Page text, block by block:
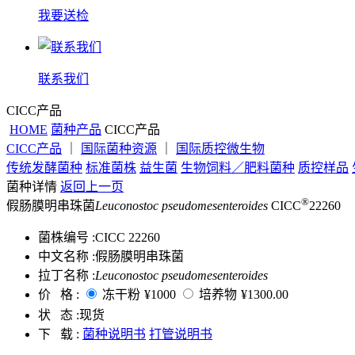
我要送检
联系我们
CICC产品
HOME 菌种产品 CICC产品
CICC产品
国际菌种资源
国际质控微生物
传统发酵菌种 标准菌株 益生菌 生物饲料／肥料菌种 质控样品
菌种详情 返回上一页
假肠膜明串珠菌Leuconostoc pseudomesenteroides CICC®22260
菌株编号 :CICC 22260
中文名称 :假肠膜明串珠菌
拉丁名称 :Leuconostoc pseudomesenteroides
价 格 :
冻干粉 ¥1000 培养物 ¥1300.00
状 态 :现货
下 载 : 菌种说明书 打管说明书